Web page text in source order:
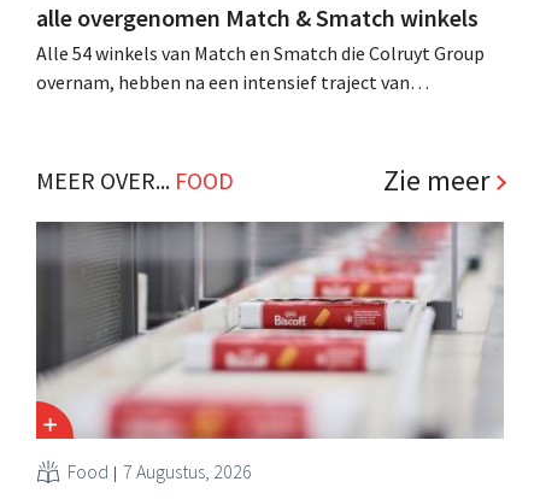
alle overgenomen Match & Smatch winkels
Alle 54 winkels van Match en Smatch die Colruyt Group
overnam, hebben na een intensief traject van
.MEER OVER... FOOD Zie meer
Food 7 Augustus, 2026